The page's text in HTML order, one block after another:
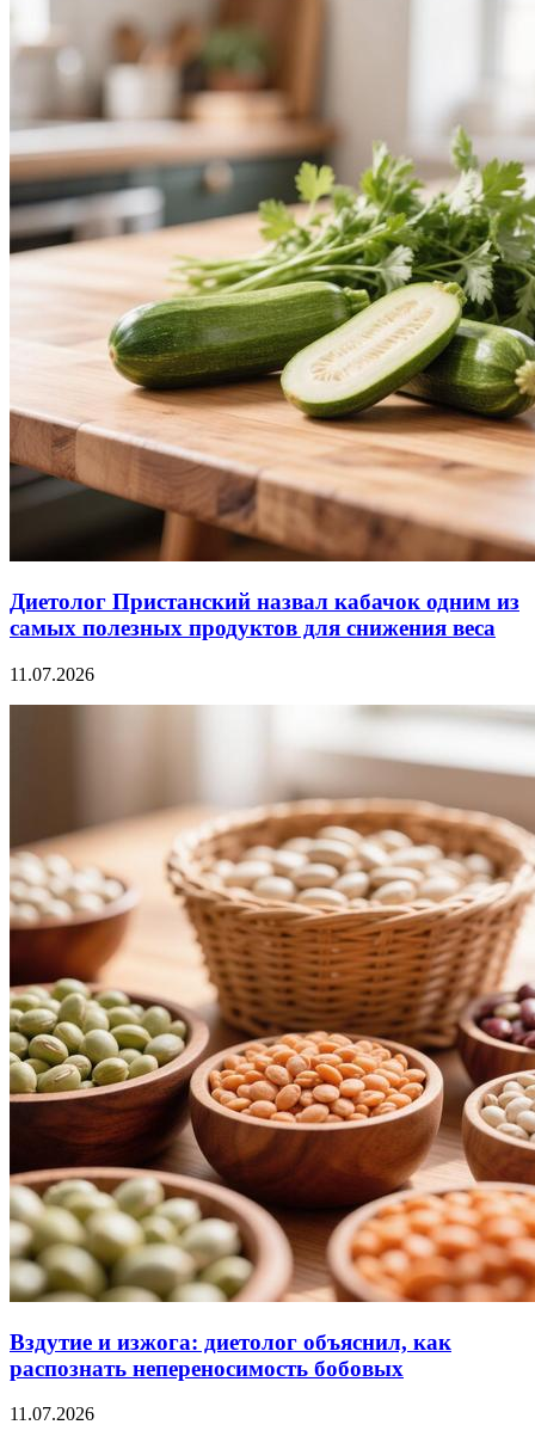
Диетолог Пристанский назвал кабачок одним из
самых полезных продуктов для снижения веса
11.07.2026
Вздутие и изжога: диетолог объяснил, как
распознать непереносимость бобовых
11.07.2026